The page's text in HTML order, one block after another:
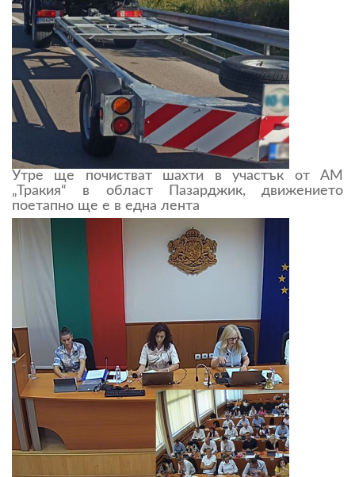
Утре ще почистват шахти в участък от АМ
„Тракия“ в област Пазарджик, движението
поетапно ще е в една лента